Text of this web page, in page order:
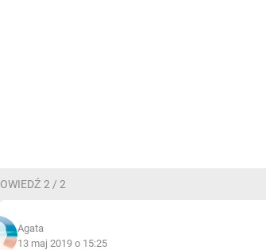
2 / 2
Agata
13 maj 2019 o 15:25